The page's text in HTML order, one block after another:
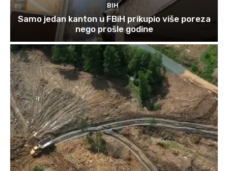
BIH
Samo jedan kanton u FBiH prikupio više poreza
nego prošle godine